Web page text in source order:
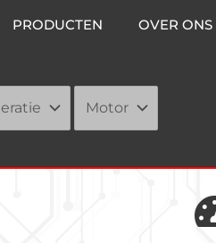
PRODUCTEN OVER ONS